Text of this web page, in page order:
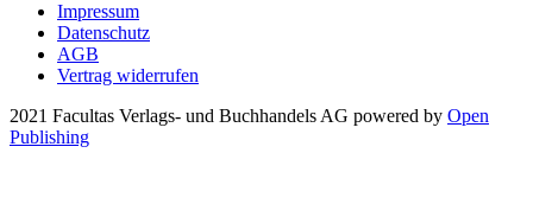
Impressum
Datenschutz
AGB
Vertrag widerrufen
2021 Facultas Verlags- und Buchhandels AG powered by Open
Publishing